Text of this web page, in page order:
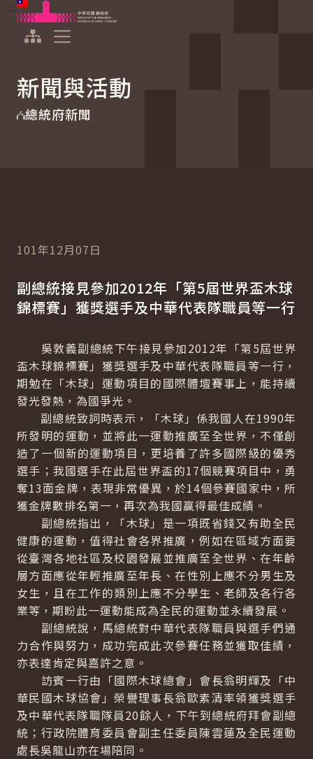
跳到主要內容
中華民國總統府
新聞與活動
總統府新聞
101年12月07日
副總統接見參加2012年「第5屆世界盃木球
錦標賽」獲獎選手及中華代表隊職員等一行
吳敦義副總統下午接見參加2012年「第5屆世界
盃木球錦標賽」獲獎選手及中華代表隊職員等一行，
期勉在「木球」運動項目的國際體壇賽事上，能持續
發光發熱，為國爭光。
副總統致詞時表示，「木球」係我國人在1990年
所發明的運動，並將此一運動推廣至全世界，不僅創
造了一個新的運動項目，更培養了許多國際級的優秀
選手；我國選手在此屆世界盃的17個競賽項目中，勇
奪13面金牌，表現非常優異，於14個參賽國家中，所
獲金牌數排名第一，再次為我國贏得最佳成績。
副總統指出，「木球」是一項既省錢又有助全民
健康的運動，值得社會各界推廣，例如在區域方面要
從臺灣各地社區及校園發展並推廣至全世界、在年齡
層方面應從年輕推廣至年長、在性別上應不分男生及
女生，且在工作的類別上應不分學生、老師及各行各
業等，期盼此一運動能成為全民的運動並永續發展。
副總統說，馬總統對中華代表隊職員與選手們通
力合作與努力，成功完成此次參賽任務並獲取佳績，
亦表達肯定與嘉許之意。
訪賓一行由「國際木球總會」會長翁明輝及「中
華民國木球協會」榮譽理事長翁歐素清率領獲獎選手
及中華代表隊職隊員20餘人，下午到總統府拜會副總
統；行政院體育委員會副主任委員陳雲蓮及全民運動
處長吳龍山亦在場陪同。